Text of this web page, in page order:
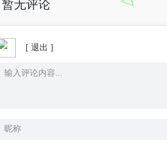
暂无评论
[ 退出 ]